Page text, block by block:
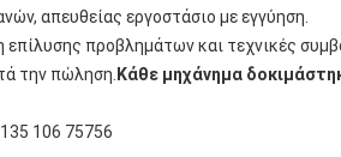
απευθείας εργοστάσιο με εγγύηση.
προβλημάτων και τεχνικές
την πώληση. Κάθε μηχάνημα
106 75756